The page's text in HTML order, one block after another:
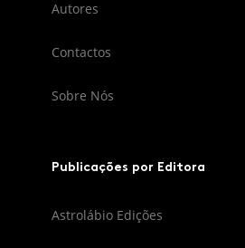
Autores
Contactos
Sobre Nós
Publicações por Editora
Astrolábio Edições